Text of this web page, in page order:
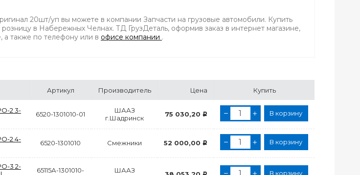
20шт/уп вы можете в компании Запчасти на грузовые автомобили. Купить
в Набережных Челнах. ТД ГрузДеталь, оформив заказ в интернет магазине,
а также по телефону или в офисе компании .
Артикул Производитель Цена Купить
2 3-
6520-1301010-01
ШААЗ
г.Шадринск
75 030,20 Р В корзину
2 4-
6520-1301010 Смежники 52 000,00 Р В корзину
3 2-
65115А-1301010-
ШААЗ
В корзину